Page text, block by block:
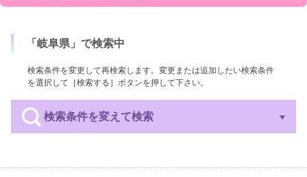
「 岐阜県 」で検索中
検索条件を変更して再検索します。変更または追加したい検索条件
を選択して［検索する］ボタンを押して下さい。
検索条件を変えて検索
服装